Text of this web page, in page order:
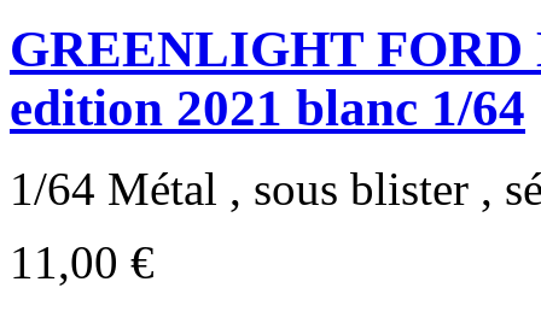
GREENLIGHT
edition 2021 blanc 1/64
1/64 Métal , sous blister ,
11,00 €